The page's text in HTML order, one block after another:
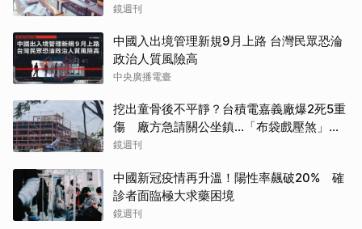
鏡週刊
中國入出境管理新規9月上路 台灣民眾恐淪
政治人質風險高
中央廣播電臺
挖出童骨後不平靜？台積電嘉義廠爆2死5重
傷 廠方急請關公坐鎮...「布袋戲壓煞」原
因曝光
鏡週刊
中國新冠疫情再升溫！陽性率飆破20% 確
診者面臨極大求藥困境
鏡週刊